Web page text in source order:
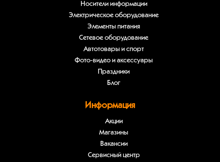
Носители информации
Электрическое оборудование
Элементы питания
Сетевое оборудование
Автотовары и спорт
Фото-видео и аксессуары
Праздники
Блог
Информация
Акции
Магазины
Вакансии
Сервисный центр